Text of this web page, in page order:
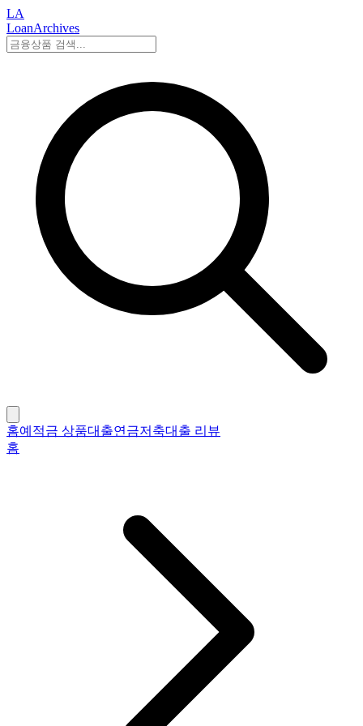
LA
LoanArchives
홈예적금 상품대출연금저축대출 리뷰
홈